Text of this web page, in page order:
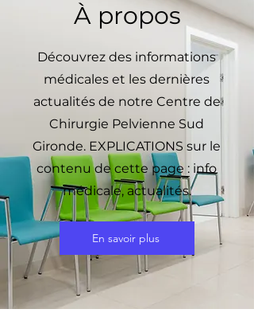
À propos
Découvrez des informations
médicales et les dernières
actualités de notre Centre de
Chirurgie Pelvienne Sud
Gironde. EXPLICATIONS sur le
contenu de cette page : info
médicale, actualités.
En savoir plus